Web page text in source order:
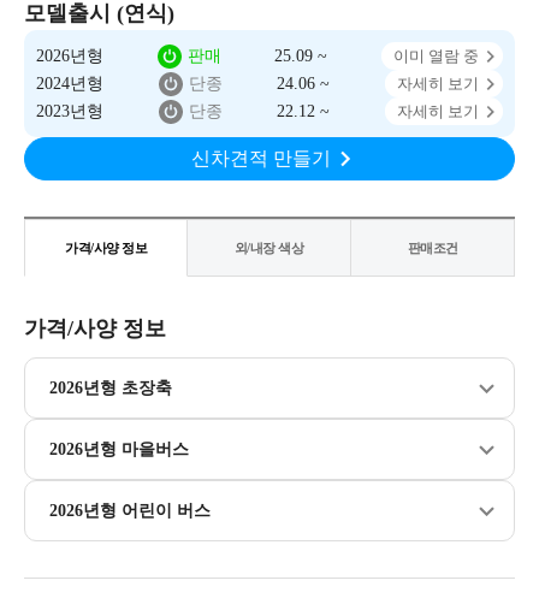
모델출시 (연식)
2026년형 판매 25.09 ~
이미 열람 중
2024년형
단종 24.06 ~
자세히 보기
2023년형
단종 22.12 ~ 자세히 보기
신차견적 만들기
가격/사양 정보 외/내장 색상 판매조건
가격/사양 정보
2026년형 초장축
2026년형 마을버스
2026년형 어린이 버스